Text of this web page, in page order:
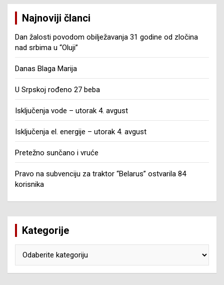
Najnoviji članci
Dan žalosti povodom obilježavanja 31 godine od zločina
nad srbima u “Oluji”
Danas Blaga Marija
U Srpskoj rođeno 27 beba
Isključenja vode – utorak 4. avgust
Isključenja el. energije – utorak 4. avgust
Pretežno sunčano i vruće
Pravo na subvenciju za traktor “Belarus” ostvarila 84
korisnika
Kategorije